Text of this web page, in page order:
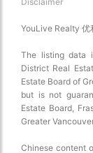
YouLive Realty 优
The listing data
District Real
Estate Board of
but is not
Estate Board,
Greater
Chinese content